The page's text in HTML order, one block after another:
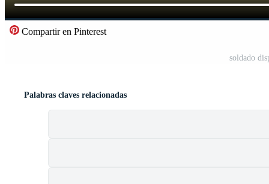
Compartir en Pinterest
soldado
Palabras claves relacionadas